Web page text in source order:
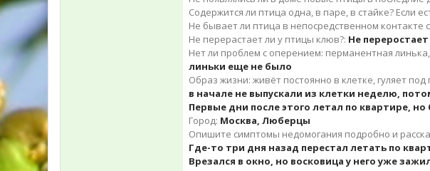
Содержится ли птица одна, в паре, в стайке? Если
Не бывает ли птица в непосредственном контакте
Не перерастает ли у птицы клюв?: Не переростает
Нет ли проблем с оперением: перманентная
линьки еще не было
Образ жизни: живёт постоянно в клетке, гуляет
в начале не выпускали из клетки неделю,
Первые дни после этого летал по квартире,
Город: Москва, Люберцы
Опишите симптомы недомогания подробно и
Где-то три дня назад перестал летать по
Врезался в окно, но восковица у него уже